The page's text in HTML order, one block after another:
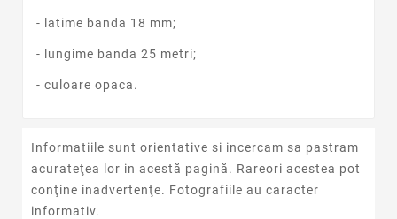
- latime banda 18 mm;
- lungime banda 25 metri;
- culoare opaca.
Informatiile sunt orientative si incercam sa pastram
acurateţea lor in acestă pagină. Rareori acestea pot
conţine inadvertenţe. Fotografiile au caracter
informativ.